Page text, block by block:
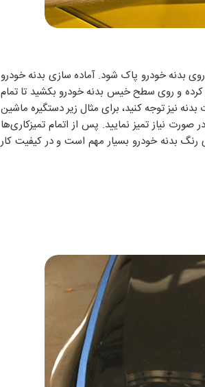
بدنه خودرو پاک شود. آماده سازی بدنه خودرو
و روی سطح خیس بدنه خودرو بکشید تا تمام
نیز توجه کنید، برای مثال زیر دستگیره ماشین
نیاز تمیز نمایید. پس از اتمام تمیزکاری‌ها
رنگ بدنه خودرو بسیار مهم است و در کیفیت کار